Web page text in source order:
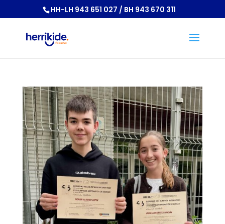
HH-LH 943 651 027 / BH 943 670 311